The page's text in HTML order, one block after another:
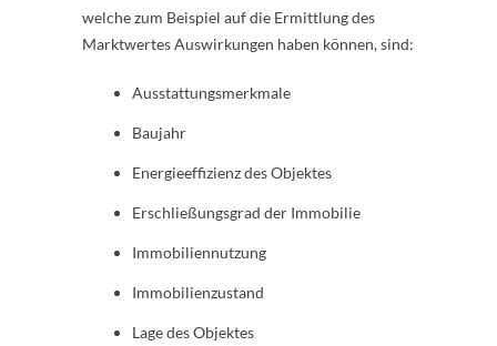
welche zum Beispiel auf die Ermittlung des
Marktwertes Auswirkungen haben können, sind:
Ausstattungsmerkmale
Baujahr
Energieeffizienz des Objektes
Erschließungsgrad der Immobilie
Immobiliennutzung
Immobilienzustand
Lage des Objektes